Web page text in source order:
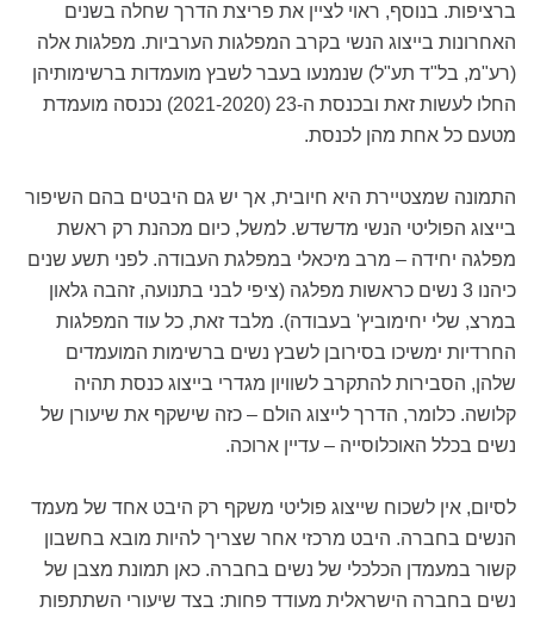
ברציפות. בנוסף, ראוי לציין את פריצת הדרך שחלה בשנים
האחרונות בייצוג הנשי בקרב המפלגות הערביות. מפלגות אלה
(רע"מ, בל"ד תע"ל) שנמנעו בעבר לשבץ מועמדות ברשימותיהן
החלו לעשות זאת ובכנסת ה-23 (2021-2020) נכנסה מועמדת
מטעם כל אחת מהן לכנסת.
התמונה שמצטיירת היא חיובית, אך יש גם היבטים בהם השיפור
בייצוג הפוליטי הנשי מדשדש. למשל, כיום מכהנת רק ראשת
מפלגה יחידה – מרב מיכאלי במפלגת העבודה. לפני תשע שנים
כיהנו 3 נשים כראשות מפלגה (ציפי לבני בתנועה, זהבה גלאון
במרצ, שלי יחימוביץ' בעבודה). מלבד זאת, כל עוד המפלגות
החרדיות ימשיכו בסירובן לשבץ נשים ברשימות המועמדים
שלהן, הסבירות להתקרב לשוויון מגדרי בייצוג כנסת תהיה
קלושה. כלומר, הדרך לייצוג הולם – כזה שישקף את שיעורן של
נשים בכלל האוכלוסייה – עדיין ארוכה.
לסיום, אין לשכוח שייצוג פוליטי משקף רק היבט אחד של מעמד
הנשים בחברה. היבט מרכזי אחר שצריך להיות מובא בחשבון
קשור במעמדן הכלכלי של נשים בחברה. כאן תמונת מצבן של
נשים בחברה הישראלית מעודד פחות: בצד שיעורי השתתפות